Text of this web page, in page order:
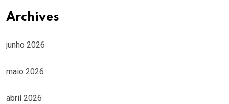
Archives
junho 2026
maio 2026
abril 2026